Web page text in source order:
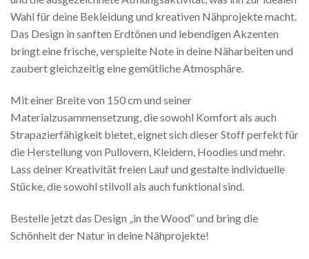
Wahl für deine Bekleidung und kreativen Nähprojekte macht.
Das Design in sanften Erdtönen und lebendigen Akzenten
bringt eine frische, verspielte Note in deine Näharbeiten und
zaubert gleichzeitig eine gemütliche Atmosphäre.
Mit einer Breite von 150 cm und seiner
Materialzusammensetzung, die sowohl Komfort als auch
Strapazierfähigkeit bietet, eignet sich dieser Stoff perfekt für
die Herstellung von Pullovern, Kleidern, Hoodies und mehr.
Lass deiner Kreativität freien Lauf und gestalte individuelle
Stücke, die sowohl stilvoll als auch funktional sind.
Bestelle jetzt das Design „in the Wood“ und bring die
Schönheit der Natur in deine Nähprojekte!